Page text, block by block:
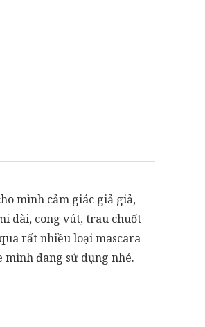
mình cảm giác giả giả,
dài, cong vút, trau chuốt
rất nhiều loại mascara
mình đang sử dụng nhé.